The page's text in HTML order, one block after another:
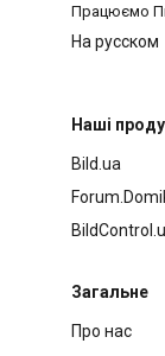
Працюємо
На русском
Наші
Bild.ua
Загальне
Про нас